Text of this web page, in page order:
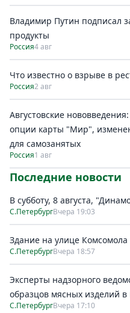
Владимир Путин подписал
продукты
Россия4 авг
Что известно о взрыве в
Россия2 авг
Августовские
опции карты "Мир",
для самозанятых
Россия1 авг
Последние новости
В субботу, 8 августа,
С.ПетербургВчера 19:03
Здание на улице
С.ПетербургВчера 18:57
Эксперты надзорного
образцов мясных изделий
С.ПетербургВчера 17:10